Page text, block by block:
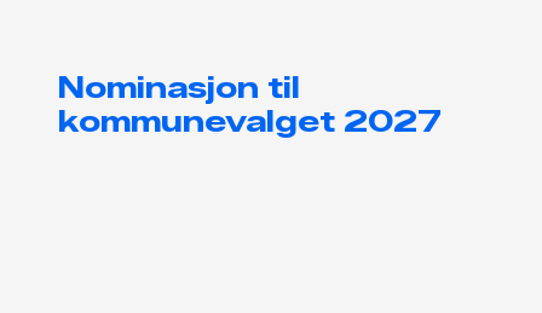
Nominasjon til
kommunevalget 2027